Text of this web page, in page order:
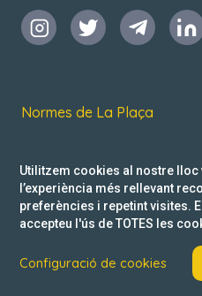
Normes de La Plaça
Política de privacitat
Reclamacions
Utilitzem cookies al nostre
l’experiència més rellevant
preferències i repetint visites.
accepteu l'ús de TOTES les
Configuració de cookies